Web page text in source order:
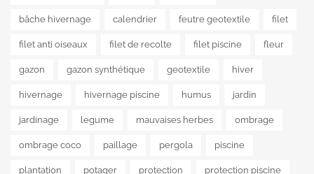
bâche hivernage calendrier feutre geotextile filet
filet anti oiseaux filet de recolte filet piscine fleur
gazon gazon synthétique geotextile hiver
hivernage hivernage piscine humus jardin
jardinage legume mauvaises herbes ombrage
ombrage coco paillage pergola piscine
plantation potager protection protection piscine